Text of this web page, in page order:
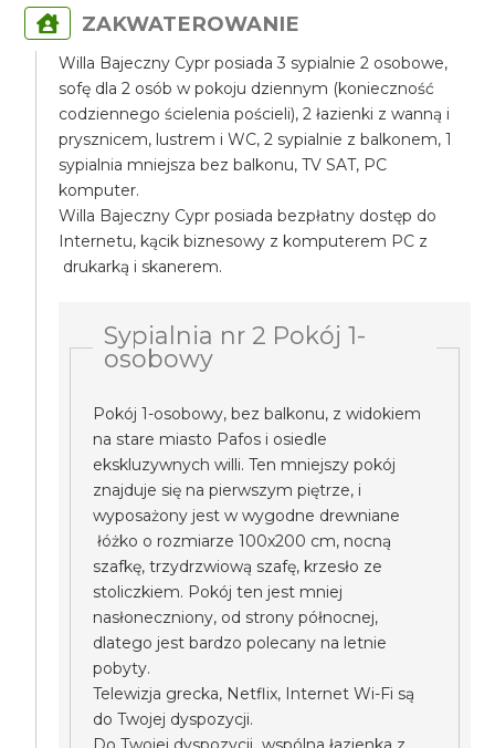
ZAKWATEROWANIE
Willa Bajeczny Cypr posiada 3 sypialnie 2 osobowe,
sofę dla 2 osób w pokoju dziennym (konieczność
codziennego ścielenia pościeli), 2 łazienki z wanną i
prysznicem, lustrem i WC, 2 sypialnie z balkonem, 1
sypialnia mniejsza bez balkonu, TV SAT, PC
komputer.
Willa Bajeczny Cypr posiada bezpłatny dostęp do
Internetu, kącik biznesowy z komputerem PC z
drukarką i skanerem.
Sypialnia nr 2 Pokój 1-
osobowy
Pokój 1-osobowy, bez balkonu, z widokiem
na stare miasto Pafos i osiedle
ekskluzywnych willi. Ten mniejszy pokój
znajduje się na pierwszym piętrze, i
wyposażony jest w wygodne drewniane
łóżko o rozmiarze 100x200 cm, nocną
szafkę, trzydrzwiową szafę, krzesło ze
stoliczkiem. Pokój ten jest mniej
nasłoneczniony, od strony północnej,
dlatego jest bardzo polecany na letnie
pobyty.
Telewizja grecka, Netflix, Internet Wi-Fi są
do Twojej dyspozycji.